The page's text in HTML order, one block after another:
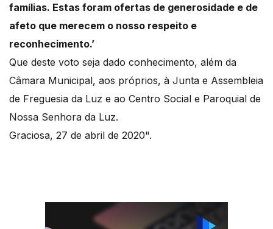
famílias. Estas foram ofertas de generosidade e de
afeto que merecem o nosso respeito e
reconhecimento.’
Que deste voto seja dado conhecimento, além da
Câmara Municipal, aos próprios, à Junta e Assembleia
de Freguesia da Luz e ao Centro Social e Paroquial de
Nossa Senhora da Luz.
Graciosa, 27 de abril de 2020".